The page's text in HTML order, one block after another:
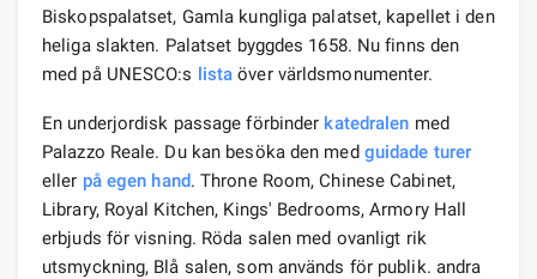
Biskopspalatset, Gamla kungliga palatset, kapellet i den
heliga slakten. Palatset byggdes 1658. Nu finns den
med på UNESCO:s lista över världsmonumenter.
En underjordisk passage förbinder katedralen med
Palazzo Reale. Du kan besöka den med guidade turer
eller på egen hand. Throne Room, Chinese Cabinet,
Library, Royal Kitchen, Kings' Bedrooms, Armory Hall
erbjuds för visning. Röda salen med ovanligt rik
utsmyckning, Blå salen, som används för publik. andra